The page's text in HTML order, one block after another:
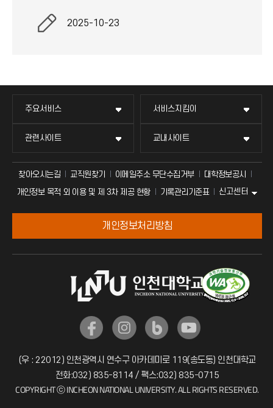
2025-10-23
주요서비스 서비스지킴이
관련사이트 교내사이트
찾아오시는길 교직원찾기 이메일주소 무단수집거부
대학정보공시
개인정보 목적 외 이용 및 제 3차 제공 현황
기록관리기준표 신고센터
개인정보처리방침
(우 : 22012) 인천광역시 연수구 아카데미로 119(송도동) 인천대학교
전화:032) 835-8114 / 팩스:032) 835-0715
COPYRIGHT ⓒ INCHEON NATIONAL UNIVERSITY. ALL RIGHTS RESERVED.